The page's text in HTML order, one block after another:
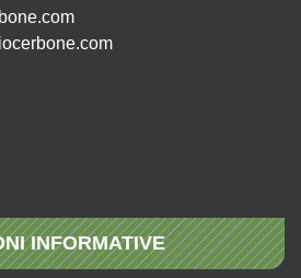
INFORMATIVE